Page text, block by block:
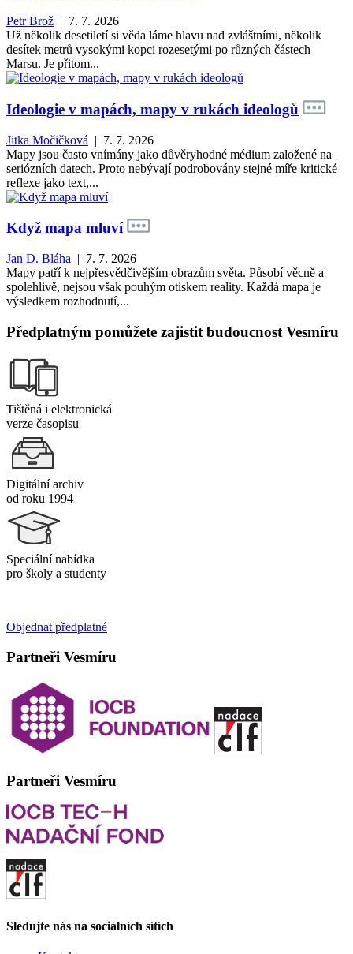
Petr Brož | 7. 7. 2026
Už několik desetiletí si věda láme hlavu nad zvláštními, několik
desítek metrů vysokými kopci rozesetými po různých částech
Marsu. Je přitom...
Ideologie v mapách, mapy v rukách ideologů
Jitka Močičková | 7. 7. 2026
Mapy jsou často vnímány jako důvěryhodné médium založené na
seriózních datech. Proto nebývají podrobovány stejné míře kritické
reflexe jako text,...
Když mapa mluví
Jan D. Bláha | 7. 7. 2026
Mapy patří k nejpřesvědčivějším obrazům světa. Působí věcně a
spolehlivě, nejsou však pouhým otiskem reality. Každá mapa je
výsledkem rozhodnutí,...
Předplatným pomůžete zajistit budoucnost Vesmíru
Tištěná i elektronická
verze časopisu
Digitální archiv
od roku 1994
Speciální nabídka
pro školy a studenty
Objednat předplatné
Partneři Vesmíru
Partneři Vesmíru
Sledujte nás na sociálních sítích